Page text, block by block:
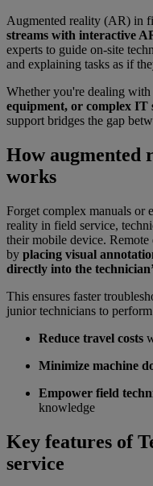
Augmented reality (AR) in
streams with interactive
experts to guide on-site
and explaining tasks as if
Whether you're dealing with
equipment, or complex IT
support bridges the gap
How augmented
works
Forget complex manuals or
reality in field service,
their mobile device.
by placing visual
directly into the
This ensures faster
junior technicians to
Reduce travel costs
Minimize machine
Empower field
knowledge
Key features of
service